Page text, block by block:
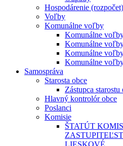
Hospodárenie (rozpočet)
Voľby
Komunálne voľby
Komunálne
Komunálne
Komunálne
Komunálne
Samospráva
Starosta obce
Zástupca starostu
Hlavný kontrolór obce
Poslanci
Komisie
ŠTATÚT
LIESKOVÉ